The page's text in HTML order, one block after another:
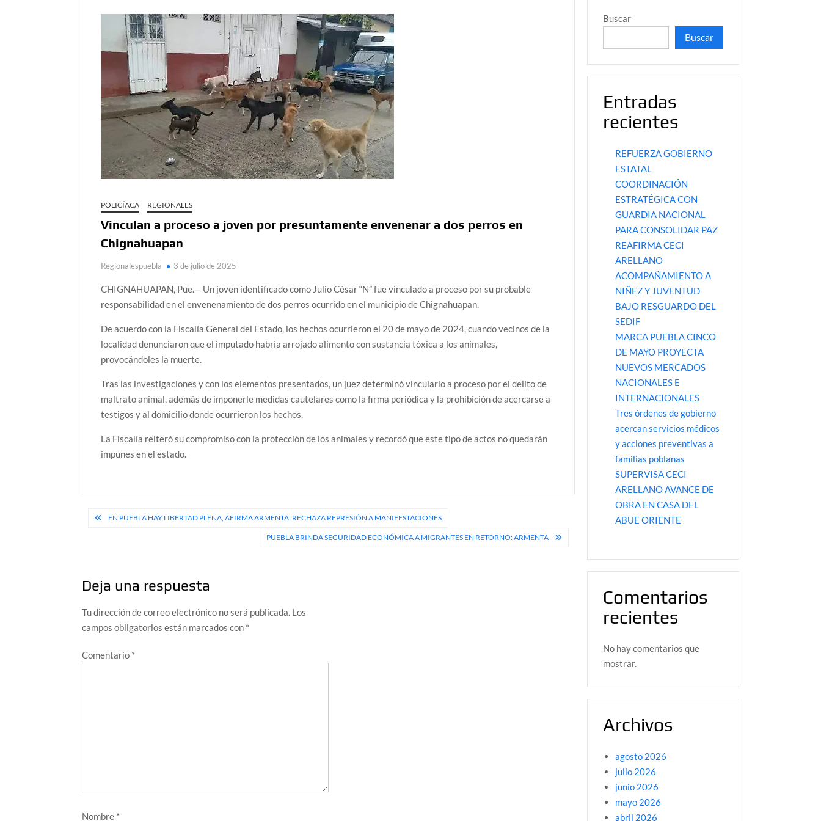
POLICÍACA REGIONALES
Vinculan a proceso a joven por presuntamente envenenar a dos perros en
Chignahuapan
Regionalespuebla 3 de julio de 2025
CHIGNAHUAPAN, Pue.— Un joven identificado como Julio César “N” fue vinculado a proceso por su probable
responsabilidad en el envenenamiento de dos perros ocurrido en el municipio de Chignahuapan.
De acuerdo con la Fiscalía General del Estado, los hechos ocurrieron el 20 de mayo de 2024, cuando vecinos de la
localidad denunciaron que el imputado habría arrojado alimento con sustancia tóxica a los animales,
provocándoles la muerte.
Tras las investigaciones y con los elementos presentados, un juez determinó vincularlo a proceso por el delito de
maltrato animal, además de imponerle medidas cautelares como la firma periódica y la prohibición de acercarse a
testigos y al domicilio donde ocurrieron los hechos.
La Fiscalía reiteró su compromiso con la protección de los animales y recordó que este tipo de actos no quedarán
impunes en el estado.
Navegación
EN PUEBLA HAY LIBERTAD PLENA, AFIRMA ARMENTA; RECHAZA REPRESIÓN A MANIFESTACIONES
PUEBLA BRINDA SEGURIDAD ECONÓMICA A MIGRANTES EN RETORNO: ARMENTA
Deja una respuesta
Tu dirección de correo electrónico no será publicada. Los
campos obligatorios están marcados con *
Comentario *
Nombre *
Buscar
Buscar
Entradas
recientes
REFUERZA GOBIERNO
ESTATAL
COORDINACIÓN
ESTRATÉGICA CON
GUARDIA NACIONAL
PARA CONSOLIDAR PAZ
REAFIRMA CECI
ARELLANO
ACOMPAÑAMIENTO A
NIÑEZ Y JUVENTUD
BAJO RESGUARDO DEL
SEDIF
MARCA PUEBLA CINCO
DE MAYO PROYECTA
NUEVOS MERCADOS
NACIONALES E
INTERNACIONALES
Tres órdenes de gobierno
acercan servicios médicos
y acciones preventivas a
familias poblanas
SUPERVISA CECI
ARELLANO AVANCE DE
OBRA EN CASA DEL
ABUE ORIENTE
Comentarios
recientes
No hay comentarios que
mostrar.
Archivos
agosto 2026
julio 2026
junio 2026
mayo 2026
abril 2026